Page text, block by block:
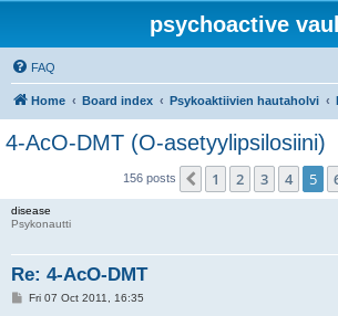
psychoactive
FAQ
Home Board index Psykoaktiivien hautaholvi
4-AcO-DMT (O-asetyylipsilosiini)
156 posts Previous
1 2 3 4 5
disease
Psykonautti
Re: 4-AcO-DMT
PFri 07 Oct 2011, 16:35